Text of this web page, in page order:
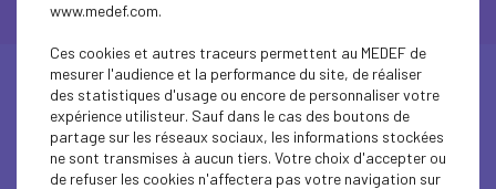
© Medef Manche 2026 -
www.medef.com.
Ces cookies et autres traceurs permettent au MEDEF de
mesurer l'audience et la performance du site, de réaliser
des statistiques d'usage ou encore de personnaliser votre
expérience utilisteur. Sauf dans le cas des boutons de
partage sur les réseaux sociaux, les informations stockées
ne sont transmises à aucun tiers. Votre choix d'accepter ou
de refuser les cookies n'affectera pas votre navigation sur